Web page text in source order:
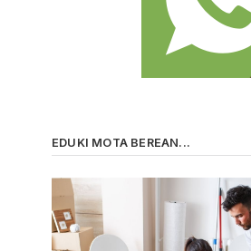
EDUKI MOTA BEREAN...